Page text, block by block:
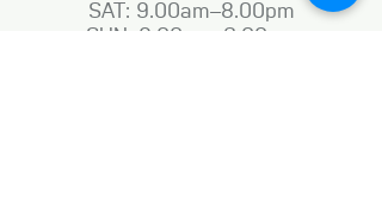
SAT: 9.00am–8.00pm
SUN: 9.00am–6.00pm